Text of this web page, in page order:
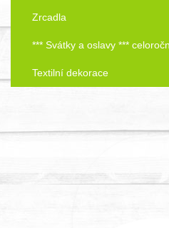
Zrcadla
*** Svátky a oslavy ***
Textilní dekorace